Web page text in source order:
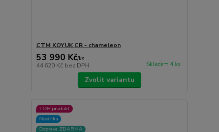
CTM KOYUK CR - chameleon
53 990 Kč/ks
44 620 Kč bez DPH Skladem 4 ks
Zvolit variantu
TOP produkt
Novinka
Doprava ZDARMA